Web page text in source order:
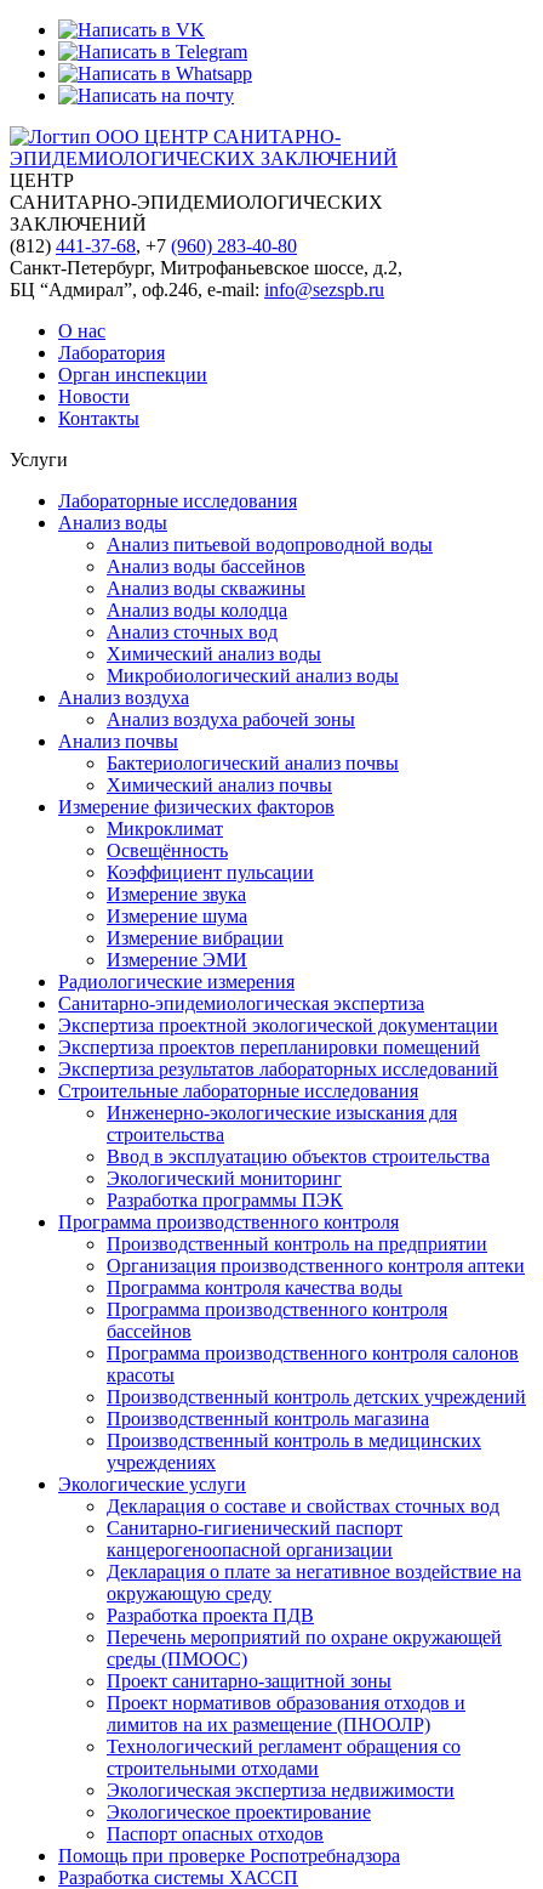
ЦЕНТР
САНИТАРНО-ЭПИДЕМИОЛОГИЧЕСКИХ
ЗАКЛЮЧЕНИЙ
(812) 441-37-68, +7 (960) 283-40-80
Санкт-Петербург, Митрофаньевское шоссе, д.2,
БЦ “Адмирал”, оф.246, e-mail: info@sezspb.ru
О нас
Лаборатория
Орган инспекции
Новости
Контакты
Услуги
Лабораторные исследования
Анализ воды
Анализ питьевой водопроводной воды
Анализ воды бассейнов
Анализ воды скважины
Анализ воды колодца
Анализ сточных вод
Химический анализ воды
Микробиологический анализ воды
Анализ воздуха
Анализ воздуха рабочей зоны
Анализ почвы
Бактериологический анализ почвы
Химический анализ почвы
Измерение физических факторов
Микроклимат
Освещённость
Коэффициент пульсации
Измерение звука
Измерение шума
Измерение вибрации
Измерение ЭМИ
Радиологические измерения
Санитарно-эпидемиологическая экспертиза
Экспертиза проектной экологической документации
Экспертиза проектов перепланировки помещений
Экспертиза результатов лабораторных исследований
Строительные лабораторные исследования
Инженерно-экологические изыскания для
строительства
Ввод в эксплуатацию объектов строительства
Экологический мониторинг
Разработка программы ПЭК
Программа производственного контроля
Производственный контроль на предприятии
Организация производственного контроля аптеки
Программа контроля качества воды
Программа производственного контроля
бассейнов
Программа производственного контроля салонов
красоты
Производственный контроль детских учреждений
Производственный контроль магазина
Производственный контроль в медицинских
учреждениях
Экологические услуги
Декларация о составе и свойствах сточных вод
Санитарно-гигиенический паспорт
канцерогеноопасной организации
Декларация о плате за негативное воздействие на
окружающую среду
Разработка проекта ПДВ
Перечень мероприятий по охране окружающей
среды (ПМООС)
Проект санитарно-защитной зоны
Проект нормативов образования отходов и
лимитов на их размещение (ПНООЛР)
Технологический регламент обращения со
строительными отходами
Экологическая экспертиза недвижимости
Экологическое проектирование
Паспорт опасных отходов
Помощь при проверке Роспотребнадзора
Разработка системы ХАССП